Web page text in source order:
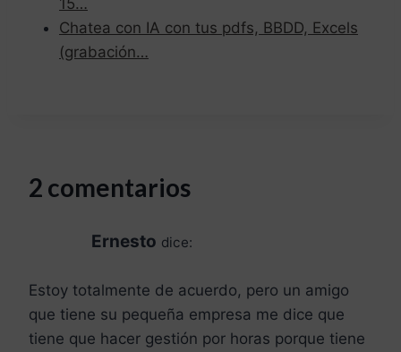
15…
Chatea con IA con tus pdfs, BBDD, Excels
(grabación…
2 comentarios
Ernesto dice:
Estoy totalmente de acuerdo, pero un amigo
que tiene su pequeña empresa me dice que
tiene que hacer gestión por horas porque tiene